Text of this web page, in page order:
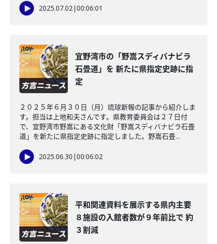
2025.07.02|00:06:01
宜野湾市の「野嵩スディバナビラ
石畳道」を 新たに県指定史跡に指
定
２０２５年６月３０日（月）琉球新報の記事から紹介しま
す。担当は上地和夫さんです。県教育委員会は２７日付
で、宜野湾市野嵩にある文化財「野嵩スディバナビラ石畳
道」を新たに県指定史跡に指定しました。野嵩石畳...
2025.06.30 |00:06:02
平和関連資料を展示する県内主要
８施設の入館者数が９年前比で 約
３割減